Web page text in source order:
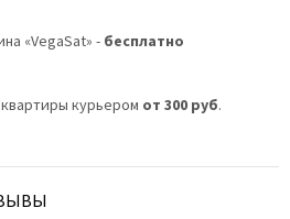
«VegaSat» - бесплатно
курьером от 300 руб.